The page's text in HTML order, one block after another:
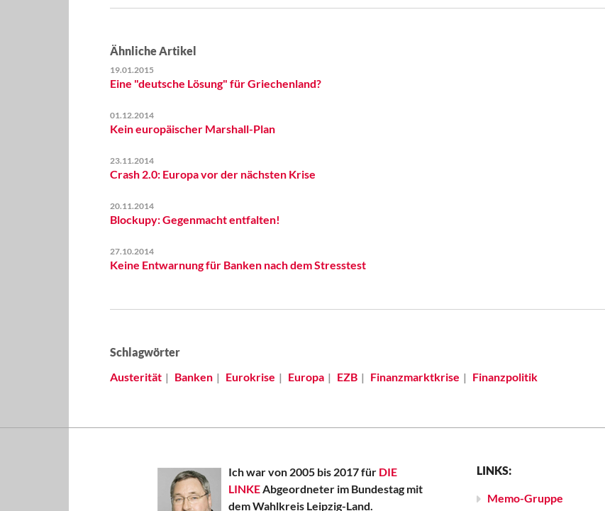
Ähnliche Artikel
19.01.2015
Eine "deutsche Lösung" für Griechenland?
01.12.2014
Kein europäischer Marshall-Plan
23.11.2014
Crash 2.0: Europa vor der nächsten Krise
20.11.2014
Blockupy: Gegenmacht entfalten!
27.10.2014
Keine Entwarnung für Banken nach dem Stresstest
Schlagwörter
Austerität
Banken Eurokrise Europa EZB Finanzmarktkrise Finanzpolitik
Ich war von 2005 bis 2017 für DIE
LINKEAbgeordneter im Bundestag mit
dem Wahlkreis Leipzig-Land.
LINKS:
Memo-Gruppe